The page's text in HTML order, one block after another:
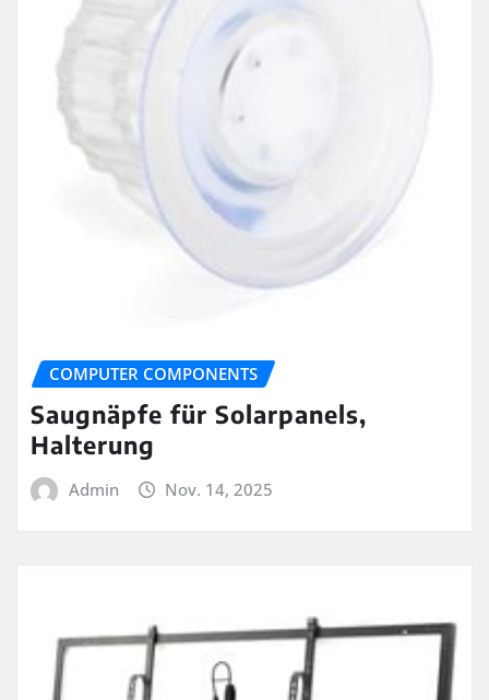
COMPUTER COMPONENTS
Saugnäpfe für Solarpanels,
Halterung
Admin Nov. 14, 2025